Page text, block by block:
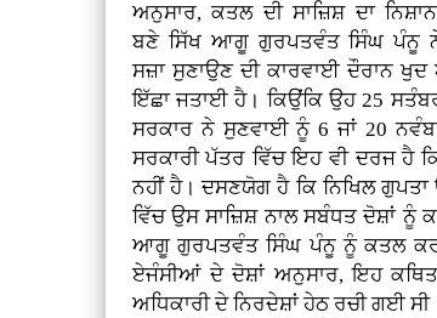
ਅਨੁਸਾਰ, ਕਤਲ ਦੀ ਸਾਜ਼ਿਸ਼ ਦਾ
ਬਣੇ ਸਿੱਖ ਆਗੂ ਗੁਰਪਤਵੰਤ ਸਿੰਘ ਪੰਨੂ
ਸਜ਼ਾ ਸੁਣਾਉਣ ਦੀ ਕਾਰਵਾਈ ਦੌਰਾਨ
ਇੱਛਾ ਜਤਾਈ ਹੈ। ਕਿਉਂਕਿ ਉਹ 25
ਸਰਕਾਰ ਨੇ ਸੁਣਵਾਈ ਨੂੰ 6 ਜਾਂ 20
ਸਰਕਾਰੀ ਪੱਤਰ ਵਿੱਚ ਇਹ ਵੀ ਦਰਜ ਹੈ
ਨਹੀਂ ਹੈ। ਦਸਣਯੋਗ ਹੈ ਕਿ ਨਿਖਿਲ
ਵਿੱਚ ਉਸ ਸਾਜ਼ਿਸ਼ ਨਾਲ ਸਬੰਧਤ ਦੋਸ਼ਾਂ ਨੂੰ
ਆਗੂ ਗੁਰਪਤਵੰਤ ਸਿੰਘ ਪੰਨੂ ਨੂੰ ਕਤਲ
ਏਜੰਸੀਆਂ ਦੇ ਦੋਸ਼ਾਂ ਅਨੁਸਾਰ, ਇਹ
ਅਧਿਕਾਰੀ ਦੇ ਨਿਰਦੇਸ਼ਾਂ ਹੇਠ ਰਚੀ ਗਈ